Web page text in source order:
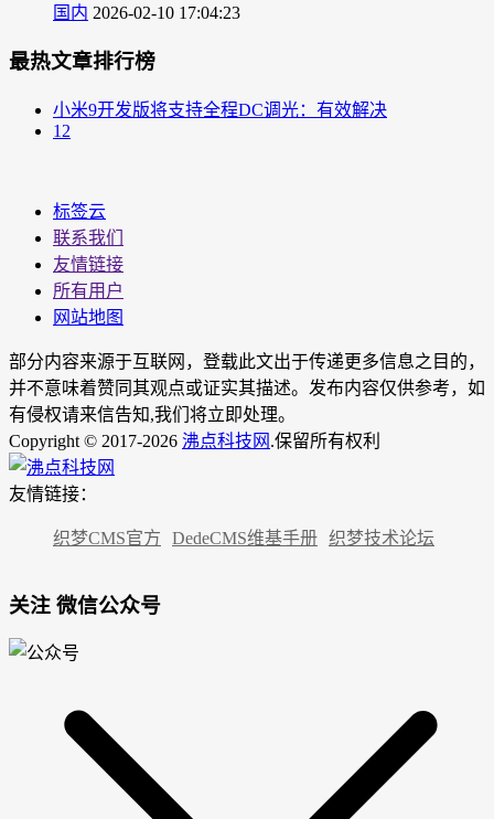
国内 2026-02-10 17:04:23
最热文章排行榜
小米9开发版将支持全程DC调光：有效解决
12
标签云
联系我们
友情链接
所有用户
网站地图
部分内容来源于互联网，登载此文出于传递更多信息之目的，
并不意味着赞同其观点或证实其描述。发布内容仅供参考，如
有侵权请来信告知,我们将立即处理。
Copyright © 2017-2026 沸点科技网 .保留所有权利
友情链接：
织梦CMS官方 DedeCMS维基手册 织梦技术论坛
关注 微信公众号